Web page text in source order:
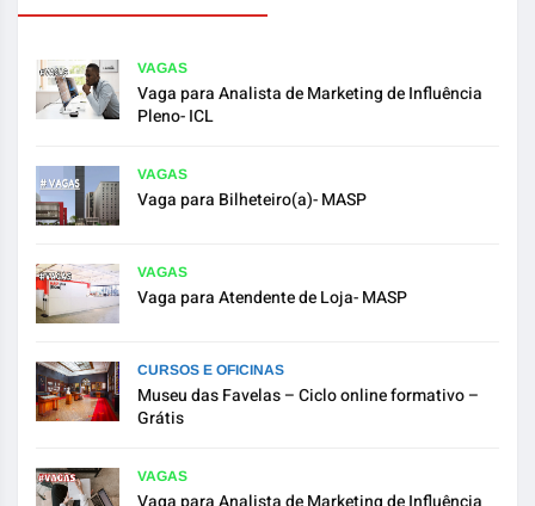
VAGAS
Vaga para Analista de Marketing de Influência
Pleno- ICL
VAGAS
Vaga para Bilheteiro(a)- MASP
VAGAS
Vaga para Atendente de Loja- MASP
CURSOS E OFICINAS
Museu das Favelas – Ciclo online formativo –
Grátis
VAGAS